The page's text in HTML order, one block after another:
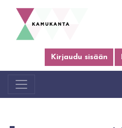
Kirjaudu sisään